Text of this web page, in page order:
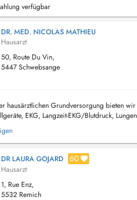
verfügbar
DR. MED. NICOLAS MATHIEU
Hausarzt
50, Route Du Vin,
5447 Schwebsange
hausärztlichen Grundversorgung bieten
EKG, Langzeit-EKG/Blutdruck,
vor Ort - Gesundheitsuntersuch...
DR LAURA GOJARD 60
Hausarzt
1, Rue Enz,
5532 Remich